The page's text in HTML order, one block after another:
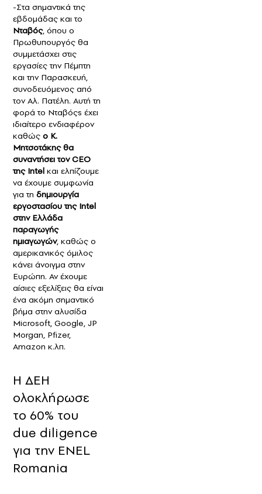
-Στα σημαντικά της
εβδομάδας και το
Νταβός, όπου ο
Πρωθυπουργός θα
συμμετάσχει στις
εργασίες την Πέμπτη
και την Παρασκευή,
συνοδευόμενος από
τον Αλ. Πατέλη. Αυτή τη
φορά το Νταβόςs έχει
ιδιαίτερο ενδιαφέρον
καθώς ο Κ.
Μητσοτάκης θα
συναντήσει τον CEO
της Intel και ελπίζουμε
να έχουμε συμφωνία
για τη δημιουργία
εργοστασίου της Intel
στην Ελλάδα
παραγωγής
ημιαγωγών, καθώς ο
αμερικανικός όμιλος
κάνει άνοιγμα στην
Ευρώπη. Αν έχουμε
αίσιες εξελίξεις θα είναι
ένα ακόμη σημαντικό
βήμα στην αλυσίδα
Microsoft, Google, JP
Morgan, Pfizer,
Amazon κ.λπ.
Η ΔΕΗ
ολοκλήρωσε
το 60% του
due diligence
για την ENEL
Romania